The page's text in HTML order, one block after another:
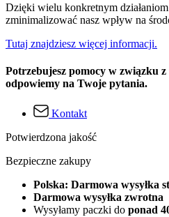
Dzięki wielu konkretnym
zminimalizować nasz wpływ na
Tutaj znajdziesz więcej informacji.
Potrzebujesz pomocy w związku
odpowiemy na Twoje pytania.
Kontakt
Potwierdzona jakość
Bezpieczne zakupy
Polska: Darmowa wysyłka
Darmowa wysyłka zwrotna
Wysyłamy paczki do ponad